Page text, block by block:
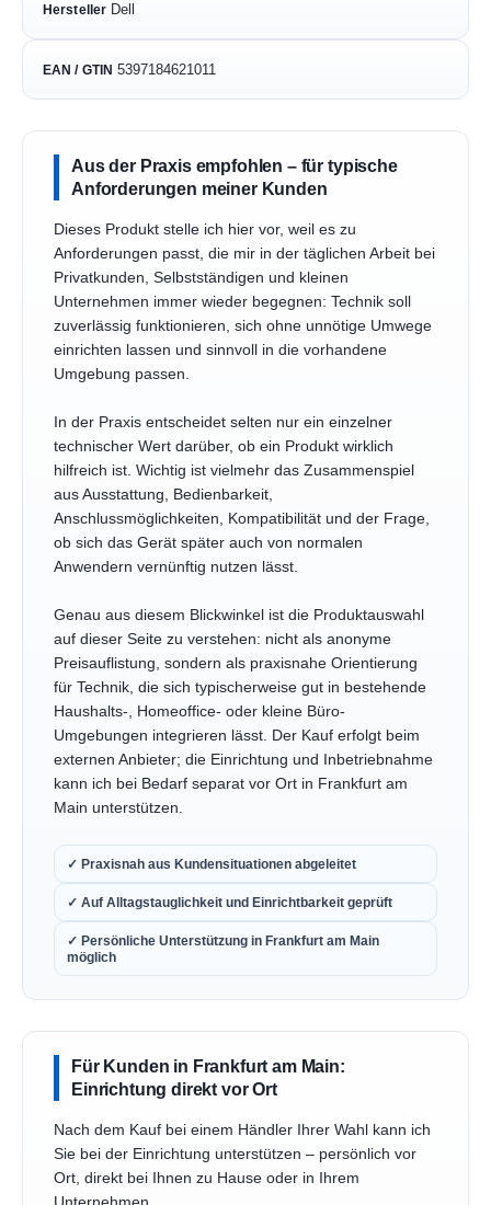
Hersteller Dell
EAN / GTIN 5397184621011
Aus der Praxis empfohlen – für typische
Anforderungen meiner Kunden
Dieses Produkt stelle ich hier vor, weil es zu
Anforderungen passt, die mir in der täglichen Arbeit bei
Privatkunden, Selbstständigen und kleinen
Unternehmen immer wieder begegnen: Technik soll
zuverlässig funktionieren, sich ohne unnötige Umwege
einrichten lassen und sinnvoll in die vorhandene
Umgebung passen.
In der Praxis entscheidet selten nur ein einzelner
technischer Wert darüber, ob ein Produkt wirklich
hilfreich ist. Wichtig ist vielmehr das Zusammenspiel
aus Ausstattung, Bedienbarkeit,
Anschlussmöglichkeiten, Kompatibilität und der Frage,
ob sich das Gerät später auch von normalen
Anwendern vernünftig nutzen lässt.
Genau aus diesem Blickwinkel ist die Produktauswahl
auf dieser Seite zu verstehen: nicht als anonyme
Preisauflistung, sondern als praxisnahe Orientierung
für Technik, die sich typischerweise gut in bestehende
Haushalts-, Homeoffice- oder kleine Büro-
Umgebungen integrieren lässt. Der Kauf erfolgt beim
externen Anbieter; die Einrichtung und Inbetriebnahme
kann ich bei Bedarf separat vor Ort in Frankfurt am
Main unterstützen.
✓ Praxisnah aus Kundensituationen abgeleitet
✓ Auf Alltagstauglichkeit und Einrichtbarkeit geprüft
✓ Persönliche Unterstützung in Frankfurt am Main
möglich
Für Kunden in Frankfurt am Main:
Einrichtung direkt vor Ort
Nach dem Kauf bei einem Händler Ihrer Wahl kann ich
Sie bei der Einrichtung unterstützen – persönlich vor
Ort, direkt bei Ihnen zu Hause oder in Ihrem